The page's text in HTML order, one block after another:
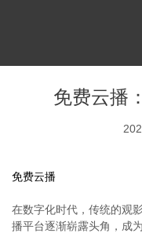
免费云播
免费云播
在数字化时代，传统的观
播平台逐渐崭露头角，成